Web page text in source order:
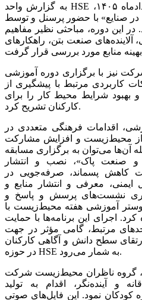
به گزارش واحد HSE این شرکت، روز شنبه ۱۶ خردادماه ۱۴۰۵،
صنایع» با حضور پرسنل و توسط
این دوره، مباحثی نظیر مفاهیم
آلاینده‌های صنعت بتن، راهکارهای
نیز با برگزاری دوره آموزشی
کاربردی مرتبط با پیشگیری از
بهبود شرایط محیط کار را برای
کارکنان تشریح کرد.
اقدامات فرهنگی متعددی در
محیط‌زیست و افزایش مشارکت
آن‌ها می‌توان به برگزاری مسابقه
صنعت پاک»، نصب و انتشار
کاهش پسماند، صرفه‌جویی در
معرفی و انتشار منابع و
نشست‌های پرسش و پاسخ و
آموزشی هفته محیط‌زیست با
اجرای این برنامه‌ها با حمایت
مرتبط، گامی مؤثر در جهت
سطح دانش و آگاهی کارکنان
در حوزه HSE به شمار می‌رود.
گروه ناظران محیط‌زیست شرکت
و آینده‌نگر، اقدام به تولید
کودکان نمود. این فایل‌های صوتی